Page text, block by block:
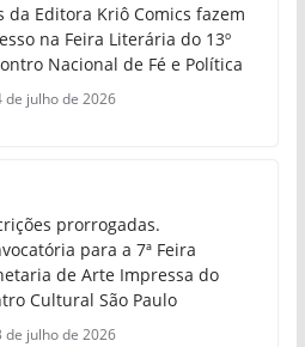
da Editora Kriô Comics fazem
na Feira Literária do 13º
Nacional de Fé e Política
de julho de 2026
prorrogadas.
para a 7ª Feira
de Arte Impressa do
Cultural São Paulo
de julho de 2026